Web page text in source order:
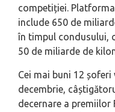
competiției.
include 650 de
în timpul condusului,
50 de miliarde de
Cei mai buni 12
decembrie,
decernare a premiilor